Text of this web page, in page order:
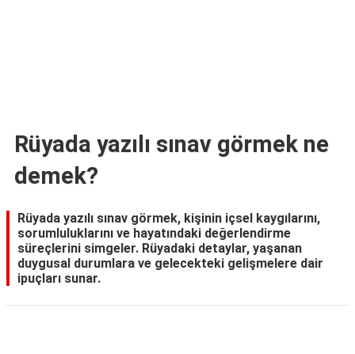
Rüyada yazılı sınav görmek ne
demek?
Rüyada yazılı sınav görmek, kişinin içsel kaygılarını,
sorumluluklarını ve hayatındaki değerlendirme
süreçlerini simgeler. Rüyadaki detaylar, yaşanan
duygusal durumlara ve gelecekteki gelişmelere dair
ipuçları sunar.